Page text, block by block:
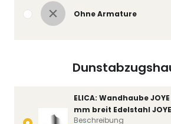
Ohne Armature
ELICA: Wandhaube
mm breit Edelstahl
Beschreibung